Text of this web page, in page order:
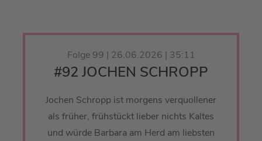
Folge 99 | 26.06.2026 | 35:11
#92 JOCHEN SCHROPP
Jochen Schropp ist morgens verquollener
als früher, frühstückt lieber nichts Kaltes
und würde Barbara am Herd am liebsten